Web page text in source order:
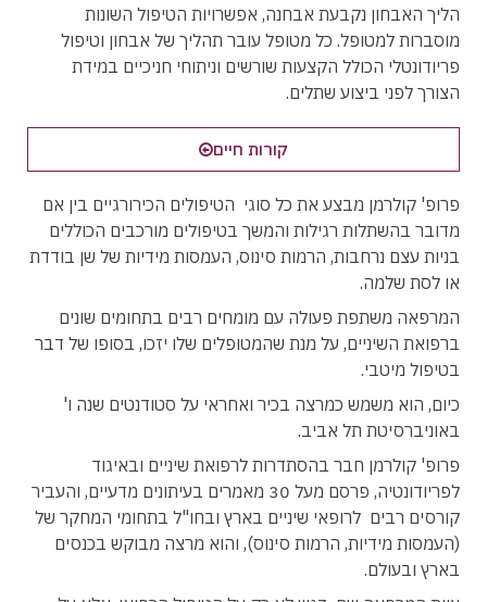
הליך האבחון נקבעת אבחנה, אפשרויות הטיפול השונות
מוסברות למטופל. כל מטופל עובר תהליך של אבחון וטיפול
פריודונטלי הכולל הקצעות שורשים וניתוחי חניכיים במידת
הצורך לפני ביצוע שתלים.
קורות חיים
פרופ' קולרמן מבצע את כל סוגי הטיפולים הכירורגיים בין אם
מדובר בהשתלות רגילות והמשך בטיפולים מורכבים הכוללים
בניות עצם נרחבות, הרמות סינוס, העמסות מידיות של שן בודדת
או לסת שלמה.
המרפאה משתפת פעולה עם מומחים רבים בתחומים שונים
ברפואת השיניים, על מנת שהמטופלים שלו יזכו, בסופו של דבר
בטיפול מיטבי.
כיום, הוא משמש כמרצה בכיר ואחראי על סטודנטים שנה ו'
באוניברסיטת תל אביב.
פרופ' קולרמן חבר בהסתדרות לרפואת שיניים ובאיגוד
לפריודונטיה, פרסם מעל 30 מאמרים בעיתונים מדעיים, והעביר
קורסים רבים לרופאי שיניים בארץ ובחו"ל בתחומי המחקר של
(העמסות מידיות, הרמות סינוס), והוא מרצה מבוקש בכנסים
בארץ ובעולם.